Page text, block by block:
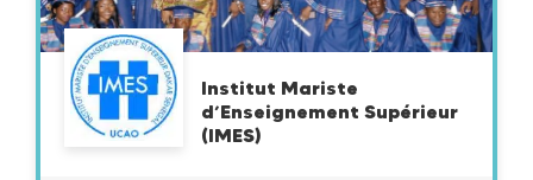
Institut Mariste
d’Enseignement Supérieur
(IMES)